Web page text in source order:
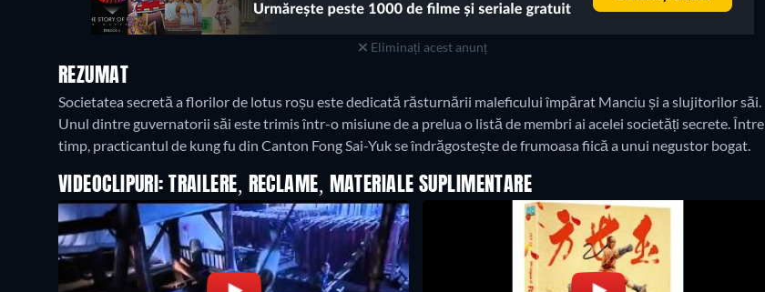
Eliminați acest anunț
REZUMAT
Societatea secretă a florilor de lotus roșu este dedicată răsturnării maleficului împărat Manciu și a slujitorilor săi.
Unul dintre guvernatorii săi este trimis într-o misiune de a prelua o listă de membri ai acelei societăți secrete. Între
timp, practicantul de kung fu din Canton Fong Sai-Yuk se îndrăgostește de frumoasa fiică a unui negustor bogat.
VIDEOCLIPURI: TRAILERE, RECLAME, MATERIALE SUPLIMENTARE